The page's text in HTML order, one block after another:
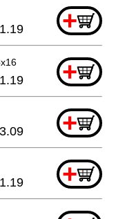
+
1.19
+
1.19
+
+
1.19